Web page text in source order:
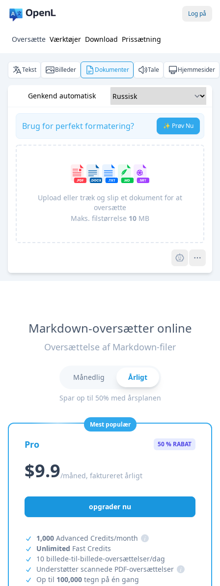
Log på
Oversætte Værktøjer Download Prissætning
Tekst Billeder Dokumenter Tale Hjemmesider
Genkend automatisk
Brug for perfekt formatering? ✨ Prøv Nu
Upload eller træk og slip et dokument for at
oversætte
Maks. filstørrelse 10 MB
Markdown-oversætter online
Oversættelse af Markdown-filer
Månedlig Årligt
Spar op til 50% med årsplanen
Mest populær
Pro 50 % RABAT
$9.9/måned, faktureret årligt
opgrader nu
1,000 Advanced Credits/month
i
Unlimited Fast Credits
10 billede-til-billede-oversættelser/dag
Understøtter scannede PDF-oversættelser
i
Op til 100,000 tegn på én gang